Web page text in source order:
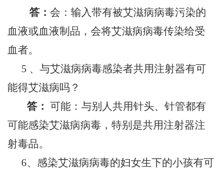
答： 会：输入带有被艾滋病病毒污染的
血液或血液制品，会将艾滋病病毒传染给受
血者。
5 、与艾滋病病毒感染者共用注射器有可
能得艾滋病吗？
答： 可能：与别人共用针头、针管都有
可能感染艾滋病病毒，特别是共用注射器注
射毒品。
6、感染艾滋病病毒的妇女生下的小孩有可